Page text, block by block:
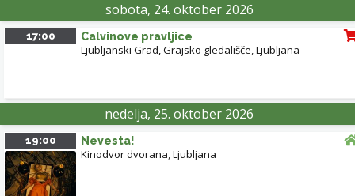
sobota, 24. oktober 2026
17:00 Calvinove pravljice
Ljubljanski Grad, Grajsko gledališče,Ljubljana
nedelja, 25. oktober 2026
19:00 Nevesta!
Kinodvor dvorana,Ljubljana